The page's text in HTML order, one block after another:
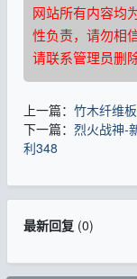
网站所有内容均
性负责，请勿相
请联系管理员删除
上一篇： 竹木纤维
下一篇： 烈火战神-
利348
最新回复(0)